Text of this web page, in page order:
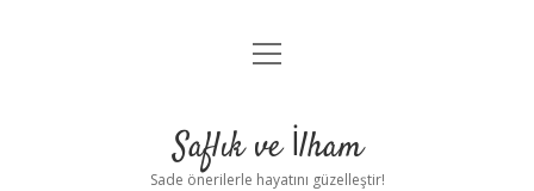
Anasayfa
Yasal Uyarı
menüyü
Saflık ve İlham
Sade önerilerle hayatını güzelleştir!